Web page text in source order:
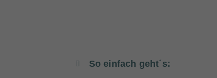
So einfach geht´s: